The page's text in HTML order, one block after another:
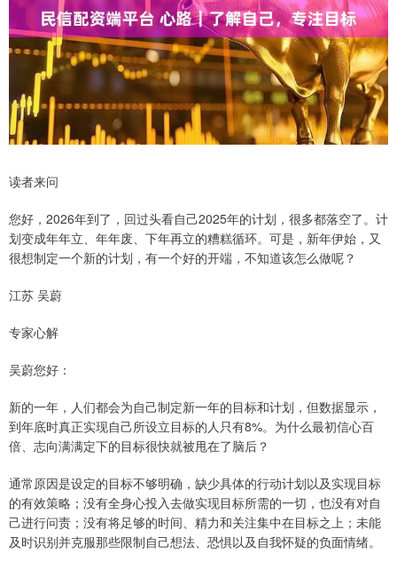
读者来问
您好，2026年到了，回过头看自己2025年的计划，很多都落空了。计
划变成年年立、年年废、下年再立的糟糕循环。可是，新年伊始，又
很想制定一个新的计划，有一个好的开端，不知道该怎么做呢？
江苏 吴蔚
专家心解
吴蔚您好：
新的一年，人们都会为自己制定新一年的目标和计划，但数据显示，
到年底时真正实现自己所设立目标的人只有8%。为什么最初信心百
倍、志向满满定下的目标很快就被甩在了脑后？
通常原因是设定的目标不够明确，缺少具体的行动计划以及实现目标
的有效策略；没有全身心投入去做实现目标所需的一切，也没有对自
己进行问责；没有将足够的时间、精力和关注集中在目标之上；未能
及时识别并克服那些限制自己想法、恐惧以及自我怀疑的负面情绪。